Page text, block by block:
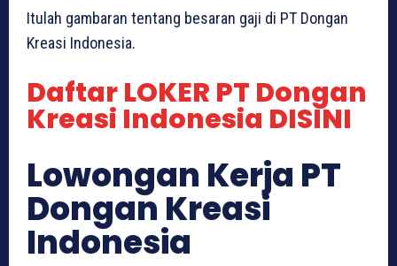
Itulah gambaran tentang besaran gaji di PT Dongan
Kreasi Indonesia.
Daftar LOKER PT Dongan
Kreasi Indonesia DISINI
Lowongan Kerja PT
Dongan Kreasi
Indonesia